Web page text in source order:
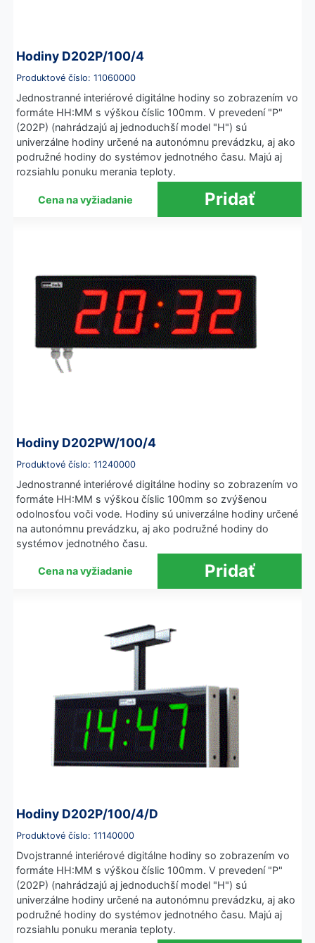
Hodiny D202P/100/4
Produktové číslo: 11060000
Jednostranné interiérové digitálne hodiny so zobrazením vo
formáte HH:MM s výškou číslic 100mm. V prevedení "P"
(202P) (nahrádzajú aj jednoduchší model "H") sú
univerzálne hodiny určené na autonómnu prevádzku, aj ako
podružné hodiny do systémov jednotného času. Majú aj
rozsiahlu ponuku merania teploty.
Cena na vyžiadanie
Hodiny D202PW/100/4
Produktové číslo: 11240000
Jednostranné interiérové digitálne hodiny so zobrazením vo
formáte HH:MM s výškou číslic 100mm so zvýšenou
odolnosťou voči vode. Hodiny sú univerzálne hodiny určené
na autonómnu prevádzku, aj ako podružné hodiny do
systémov jednotného času.
Cena na vyžiadanie
Hodiny D202P/100/4/D
Produktové číslo: 11140000
Dvojstranné interiérové digitálne hodiny so zobrazením vo
formáte HH:MM s výškou číslic 100mm. V prevedení "P"
(202P) (nahrádzajú aj jednoduchší model "H") sú
univerzálne hodiny určené na autonómnu prevádzku, aj ako
podružné hodiny do systémov jednotného času. Majú aj
rozsiahlu ponuku merania teploty.